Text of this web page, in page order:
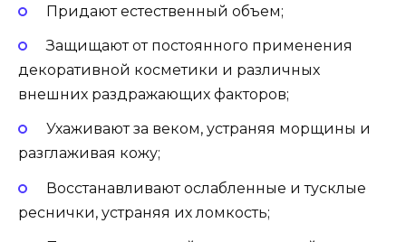
Придают естественный объем;
Защищают от постоянного применения
декоративной косметики и различных
внешних раздражающих факторов;
Ухаживают за веком, устраняя морщины и
разглаживая кожу;
Восстанавливают ослабленные и тусклые
реснички, устраняя их ломкость;